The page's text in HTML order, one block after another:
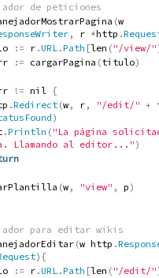
de peticiones
(w
, r *http .
: = r .URL .Path [len ( "/view/"
: = cargarPagina (titulo)
! = nil {
.Redirect (w , r , "/edit/" +
)
.Println ( "La página
Llamando al editor...")
(w , "view" , p)
para editar wikis
(w http .
) {
: = r .URL .Path [len ( "/edit/"